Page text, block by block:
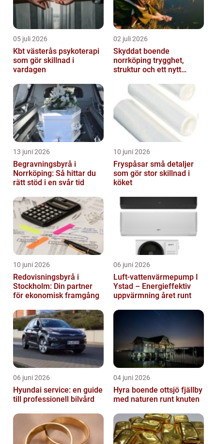
05 juli 2026
Kbt västerås psykoterapi
som gör skillnad i
vardagen
02 juli 2026
Skyddat boende
norrköping trygghet,
struktur och ett nytt
13 juni 2026
Begravningsbyrå i
Norrköping: Så hittar du
rätt stöd i en svår tid
10 juni 2026
Fryspåsar små detaljer
som gör stor skillnad i
köket
10 juni 2026
Redovisningsbyrå i
Stockholm: Din partner
för ekonomisk framgång
06 juni 2026
Luft-vattenvärmepump I
Ystad – Energieffektiv
uppvärmning året runt
06 juni 2026
Hyundai service: en guide
till professionell bilvård
04 juni 2026
Hyra boende ottsjö fjällby
med naturen runt knuten